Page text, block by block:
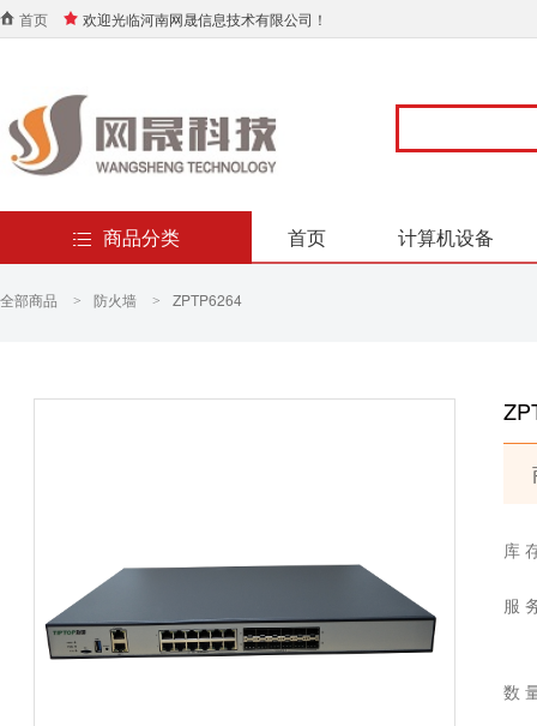
首页 欢迎光临河南网晟信息技术有限公司！
商品分类 首页 计算机设备
全部商品 > 防火墙 > ZPTP6264
库
服
数